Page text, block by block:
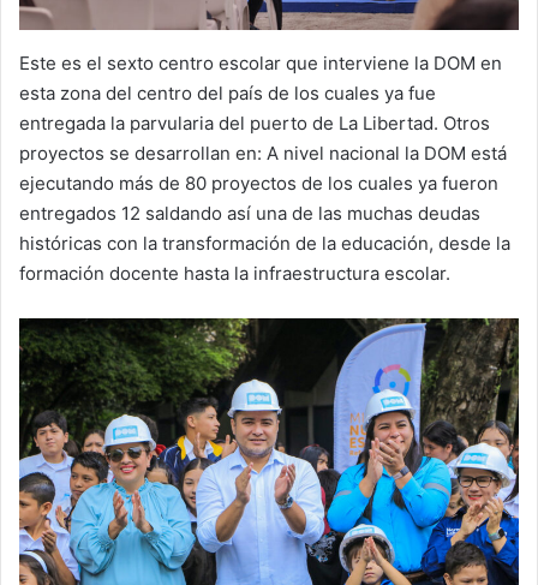
Este es el sexto centro escolar que interviene la DOM en
esta zona del centro del país de los cuales ya fue
entregada la parvularia del puerto de La Libertad. Otros
proyectos se desarrollan en: A nivel nacional la DOM está
ejecutando más de 80 proyectos de los cuales ya fueron
entregados 12 saldando así una de las muchas deudas
históricas con la transformación de la educación, desde la
formación docente hasta la infraestructura escolar.